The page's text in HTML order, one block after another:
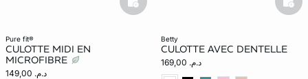
pure fit®
CULOTTE MIDI EN
MICROFIBRE
د.م. 149,00
basketfull
betty
CULOTTE AVEC DENTELLE
د.م. 169,00